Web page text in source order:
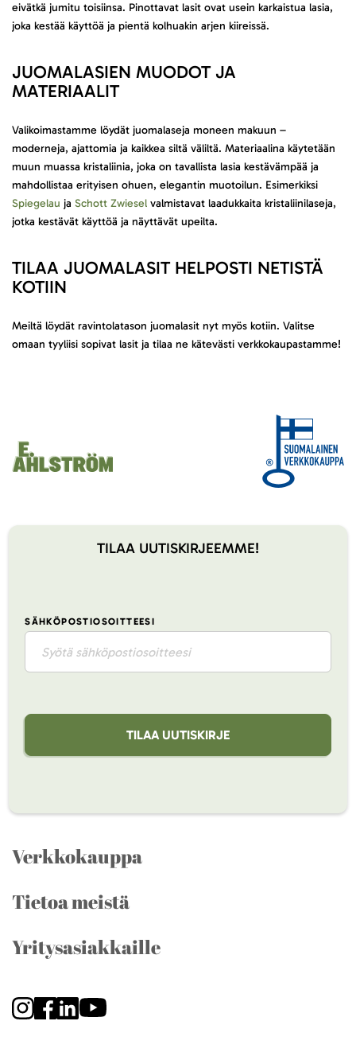
eivätkä jumitu toisiinsa. Pinottavat lasit ovat usein karkaistua lasia,
joka kestää käyttöä ja pientä kolhuakin arjen kiireissä.
JUOMALASIEN MUODOT JA
MATERIAALIT
Valikoimastamme löydät juomalaseja moneen makuun –
moderneja, ajattomia ja kaikkea siltä väliltä. Materiaalina käytetään
muun muassa kristaliinia, joka on tavallista lasia kestävämpää ja
mahdollistaa erityisen ohuen, elegantin muotoilun. Esimerkiksi
Spiegelau ja Schott Zwiesel valmistavat laadukkaita kristaliinilaseja,
jotka kestävät käyttöä ja näyttävät upeilta.
TILAA JUOMALASIT HELPOSTI NETISTÄ
KOTIIN
Meiltä löydät ravintolatason juomalasit nyt myös kotiin. Valitse
omaan tyyliisi sopivat lasit ja tilaa ne kätevästi verkkokaupastamme!
TILAA UUTISKIRJEEMME!
SÄHKÖPOSTIOSOITTEESI
TILAA UUTISKIRJE
Verkkokauppa
Tietoa meistä
Yritysasiakkaille